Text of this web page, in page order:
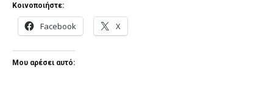
Κοινοποιήστε:
Facebook X
Μου αρέσει αυτό: